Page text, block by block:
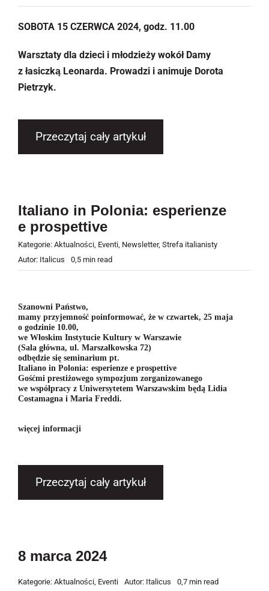
SOBOTA 15 CZERWCA 2024, godz. 11.00
Warsztaty dla dzieci i młodzieży wokół Damy
z łasiczką Leonarda. Prowadzi i animuje Dorota
Pietrzyk.
Przeczytaj cały artykuł
Italiano in Polonia: esperienze
e prospettive
Kategorie: Aktualności, Eventi, Newsletter, Strefa italianisty
Autor: Italicus 0,5 min read
Szanowni Państwo,
mamy przyjemność poinformować, że w czwartek, 25 maja
o godzinie 10.00,
we Włoskim Instytucie Kultury w Warszawie
(Sala główna, ul. Marszałkowska 72)
odbędzie się seminarium pt.
Italiano in Polonia: esperienze e prospettive
Gośćmi prestiżowego sympozjum zorganizowanego
we współpracy z Uniwersytetem Warszawskim będą Lidia
Costamagnai Maria Freddi.
więcej informacji
Przeczytaj cały artykuł
8 marca 2024
Kategorie: Aktualności, Eventi Autor: Italicus 0,7 min read